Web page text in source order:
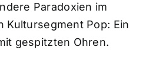
Paradoxien im
Kultursegment Pop: Ein
gespitzten Ohren.